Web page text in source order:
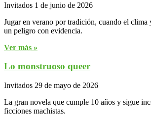
Invitados 1 de junio de 2026
Jugar en verano por tradición, cuando el clima
un peligro con evidencia.
Ver más »
Lo monstruoso queer
Invitados 29 de mayo de 2026
La gran novela que cumple 10 años y sigue
ficciones machistas.